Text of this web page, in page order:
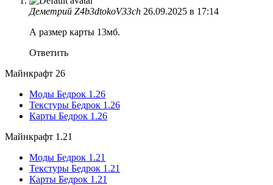
Деметрий Z4b3dtokoV33ch 26.09.2025 в 17:14
А размер карты 13мб.
Ответить
Майнкрафт 26
Моды Бедрок 1.26
Текстуры Бедрок 1.26
Карты Бедрок 1.26
Майнкрафт 1.21
Моды Бедрок 1.21
Текстуры Бедрок 1.21
Карты Бедрок 1.21